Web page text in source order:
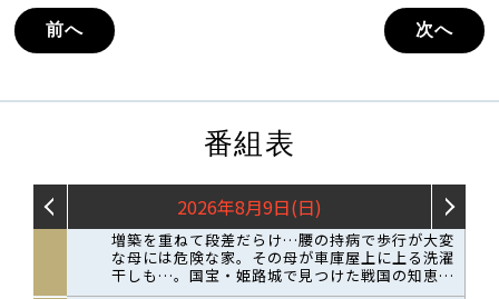
前へ 次へ
番組表